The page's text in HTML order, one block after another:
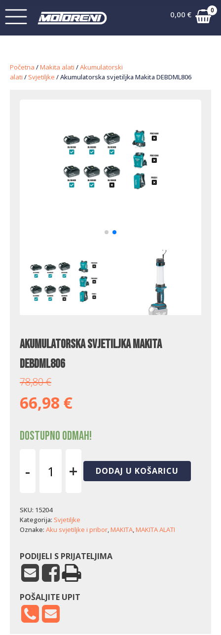
0,00 € 0
Početna /Makita alati /Akumulatorski
alati / Svjetiljke / Akumulatorska svjetiljka Makita DEBDML806
Akumulatorska svjetiljka Makita
DEBDML806
78,80€
66,98 €
Dostupno odmah!
-
DEBDML806
količina
+ DODAJ U KOŠARICU
SKU: 15204
Kategorija: Svjetiljke
Oznake: Aku svjetiljke i pribor,MAKITA,MAKITA ALATI
PODIJELI S PRIJATELJIMA
POŠALJITE UPIT